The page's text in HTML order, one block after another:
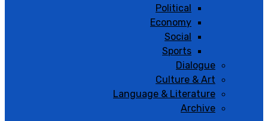
Political
Economy
Social
Sports
Dialogue
Culture & Art
Language & Literature
Archive